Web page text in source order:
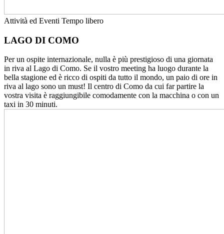
Attività ed Eventi Tempo libero
LAGO DI COMO
Per un ospite internazionale, nulla è più prestigioso di una giornata
in riva al Lago di Como. Se il vostro meeting ha luogo durante la
bella stagione ed è ricco di ospiti da tutto il mondo, un paio di ore in
riva al lago sono un must! Il centro di Como da cui far partire la
vostra visita è raggiungibile comodamente con la macchina o con un
taxi in 30 minuti.